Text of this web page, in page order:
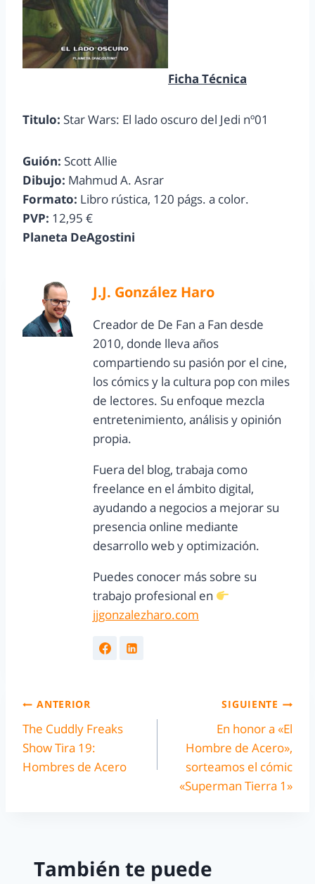
Ficha Técnica
Titulo: Star Wars: El lado oscuro del Jedi nº01
Guión: Scott Allie
Dibujo: Mahmud A. Asrar
Formato: Libro rústica, 120 págs. a color.
PVP: 12,95 €
Planeta DeAgostini
J.J. González Haro
Creador de De Fan a Fan desde
2010, donde lleva años
compartiendo su pasión por el cine,
los cómics y la cultura pop con miles
de lectores. Su enfoque mezcla
entretenimiento, análisis y opinión
propia.
Fuera del blog, trabaja como
freelance en el ámbito digital,
ayudando a negocios a mejorar su
presencia online mediante
desarrollo web y optimización.
Puedes conocer más sobre su
trabajo profesional en
jjgonzalezharo.com
ANTERIOR
The Cuddly Freaks
Show Tira 19:
Hombres de Acero
SIGUIENTE
En honor a «El
Hombre de Acero»,
sorteamos el cómic
«Superman Tierra 1»
También te puede